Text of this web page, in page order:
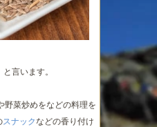
言います。
野菜炒めをなどの料理を
スナックなどの香り付け